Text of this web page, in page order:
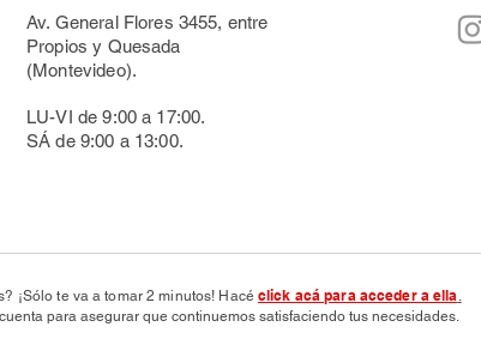
Av. General Flores 3455, entre
Propios y Quesada
(Montevideo).
LU-VI de 9:00 a 17:00.
SÁ de 9:00 a 13:00.
¡Sólo te va a tomar 2 minutos! Hacéclick acá para acceder a ella.
para asegurar que continuemos satisfaciendo tus necesidades.